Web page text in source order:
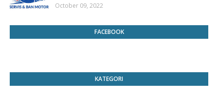
October 09, 2022
FACEBOOK
KATEGORI